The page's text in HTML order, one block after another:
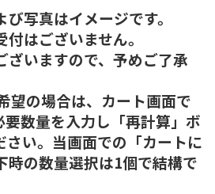
写真はイメージです。
はございません。
いますので、予めご了承
望の場合は、カート画面で
要数量を入力し「再計算」ボ
さい。当画面での「カートに
時の数量選択は1個で結構で